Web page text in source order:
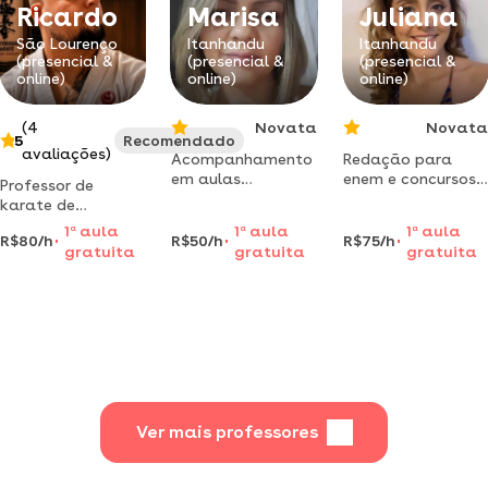
Ricardo
São Lourenço
(presencial &
online)
5
(4
avaliações)
Recomendado
Professor de
karate de
contato, filiado a
shinkyokushin, com
experiência em
R$80/h
1 aaula
gratuita
Marisa
Itanhandu
(presencial &
online)
Novata
Acompanhamento
em aulas
musculação,
aeróbico,
R$50/h
1 a aula
gratuita
Juliana
Itanhandu
(presencial &
online)
Novata
Redação para
enem e concursos.
social - jornalismo
e letras -
R$75/h
1 aaula
gratuita
Ver mais professores